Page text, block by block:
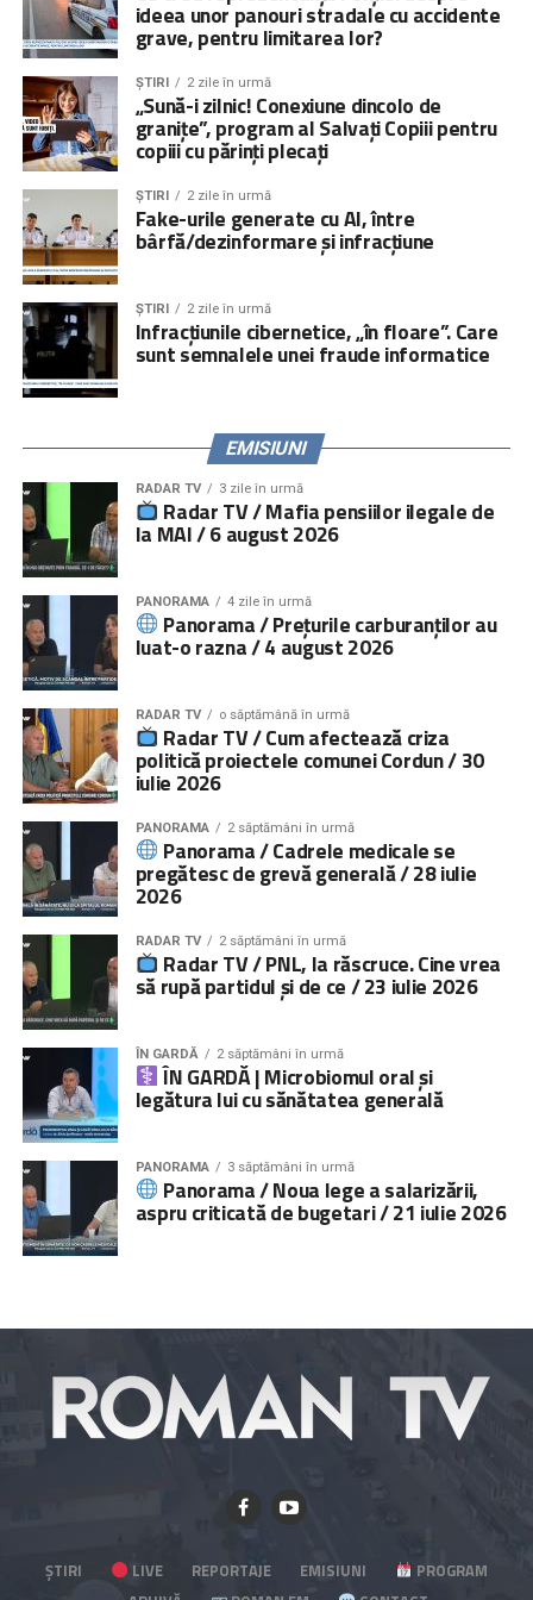
socială, activități de suport școlar şi activități de
socializare pentru copii; educație parentală, consiliere
socială şi îndrumare juridică pentru adulți).
Peste000 de persoane, părinți, copii și specialiști, au
fost informate cu privire la impactul negativ pe care
plecarea părinților îl are asupra copiilor rămași acasă şi la
obligațiile ce le revin părinților la părăsirea țării prin
activități directe, iar peste5.000.000 de persoane
campanii media și online.
Serviciile de consiliere psihologică și juridică pot fi
accesate prin linia telefonică021.224.24.52
platforma
www.copiisinguriacasa.ro.
Comunicat „Salvați Copiii” România
ideea unor panouri stradale cu accidente
grave, pentru limitarea lor?
ȘTIRI 2 zile în urmă
„Sună-i zilnic! Conexiune dincolo de
granițe”, program al Salvați Copiii pentru
copiii cu părinți plecați
ȘTIRI 2 zile în urmă
Fake-urile generate cu AI, între
bârfă/dezinformare și infracțiune
ȘTIRI 2 zile în urmă
Infracțiunile cibernetice, „în floare”. Care
sunt semnalele unei fraude informatice
EMISIUNI
RADAR TV 3 zile în urmă
Radar TV / Mafia pensiilor ilegale de
la MAI / 6 august 2026
PANORAMA 4 zile în urmă
Panorama / Prețurile carburanților au
luat-o razna / 4 august 2026
RADAR TV o săptămână în urmă
Radar TV / Cum afectează criza
politică proiectele comunei Cordun / 30
iulie 2026
PANORAMA 2 săptămâni în urmă
Panorama / Cadrele medicale se
pregătesc de grevă generală / 28 iulie
2026
RADAR TV 2 săptămâni în urmă
Radar TV / PNL, la răscruce. Cine vrea
să rupă partidul și de ce / 23 iulie 2026
ÎN GARDĂ 2 săptămâni în urmă
ÎN GARDĂ | Microbiomul oral și
legătura lui cu sănătatea generală
PANORAMA 3 săptămâni în urmă
Panorama / Noua lege a salarizării,
aspru criticată de bugetari / 21 iulie 2026
ȘTIRI LIVE REPORTAJE EMISIUNI
PROGRAM